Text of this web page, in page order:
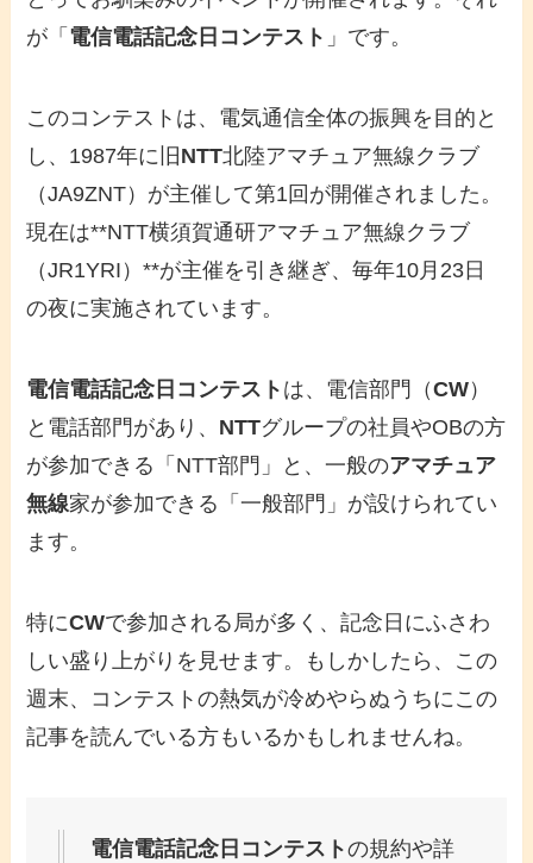
が「 電信電話記念日コンテスト 」です。
このコンテストは、電気通信全体の振興を目的と
し、1987年に旧NTT北陸アマチュア無線クラブ
（JA9ZNT）が主催して第1回が開催されました。
現在は**NTT横須賀通研アマチュア無線クラブ
（JR1YRI）**が主催を引き継ぎ、毎年10月23日
の夜に実施されています。
電信電話記念日コンテスト は、電信部門（CW）
と電話部門があり、 NTTグループの社員やOBの方
が参加できる「NTT部門」と、一般のアマチュア
無線家が参加できる「一般部門」が設けられてい
ます。
特にCWで参加される局が多く、記念日にふさわ
しい盛り上がりを見せます。もしかしたら、この
週末、コンテストの熱気が冷めやらぬうちにこの
記事を読んでいる方もいるかもしれませんね。
電信電話記念日コンテストの規約や詳